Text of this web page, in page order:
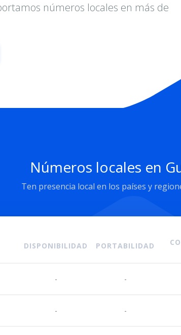
números locales en más de
Números locales en
Ten presencia local en los países y
DISPONIBILIDAD PORTABILIDAD
- -
- -